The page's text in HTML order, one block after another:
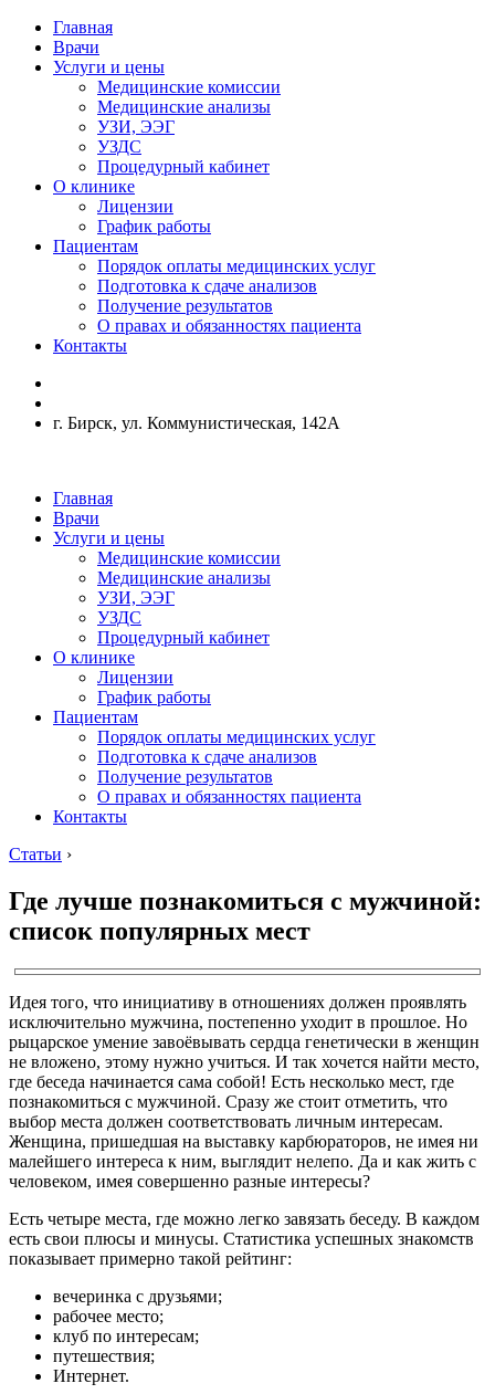
Главная
Врачи
Услуги и цены
Медицинские комиссии
Медицинские анализы
УЗИ, ЭЭГ
УЗДС
Процедурный кабинет
О клинике
Лицензии
График работы
Пациентам
Порядок оплаты медицинских услуг
Подготовка к сдаче анализов
Получение результатов
О правах и обязанностях пациента
Контакты
г. Бирск, ул. Коммунистическая, 142А
Главная
Врачи
Услуги и цены
Медицинские комиссии
Медицинские анализы
УЗИ, ЭЭГ
УЗДС
Процедурный кабинет
О клинике
Лицензии
График работы
Пациентам
Порядок оплаты медицинских услуг
Подготовка к сдаче анализов
Получение результатов
О правах и обязанностях пациента
Контакты
Статьи ›
Где лучше познакомиться с мужчиной:
список популярных мест
Идея того, что инициативу в отношениях должен проявлять
исключительно мужчина, постепенно уходит в прошлое. Но
рыцарское умение завоёвывать сердца генетически в женщин
не вложено, этому нужно учиться. И так хочется найти место,
где беседа начинается сама собой! Есть несколько мест, где
познакомиться с мужчиной. Сразу же стоит отметить, что
выбор места должен соответствовать личным интересам.
Женщина, пришедшая на выставку карбюраторов, не имея ни
малейшего интереса к ним, выглядит нелепо. Да и как жить с
человеком, имея совершенно разные интересы?
Есть четыре места, где можно легко завязать беседу. В каждом
есть свои плюсы и минусы. Статистика успешных знакомств
показывает примерно такой рейтинг:
вечеринка с друзьями;
рабочее место;
клуб по интересам;
путешествия;
Интернет.